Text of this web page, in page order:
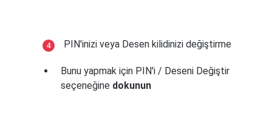
PIN'inizi veya Desen kilidinizi değiştirme
Bunu yapmak için PIN'i / Deseni Değiştir
seçeneğine dokunun